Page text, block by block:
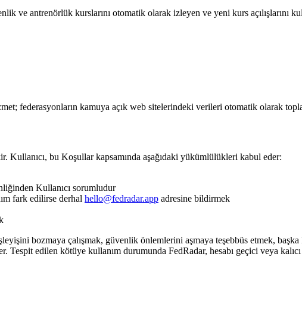
ve antrenörlük kurslarını otomatik olarak izleyen ve yeni kurs açılışlarını
federasyonların kamuya açık web sitelerindeki verileri otomatik olarak
Kullanıcı, bu Koşullar kapsamında aşağıdaki yükümlülükleri kabul eder:
Kullanıcı sorumludur
fark edilirse derhal hello@fedradar.app adresine bildirmek
bozmaya çalışmak, güvenlik önlemlerini aşmaya teşebbüs etmek, başka
Tespit edilen kötüye kullanım durumunda FedRadar, hesabı geçici veya kalıcı